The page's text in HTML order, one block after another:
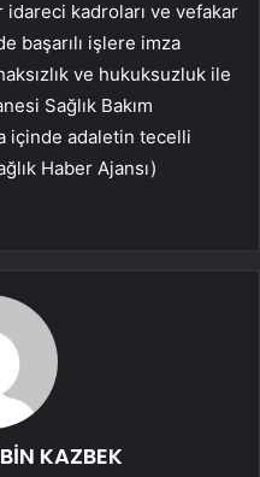
kadroları ve vefakar
başarılı işlere imza
ve hukuksuzluk ile
Sağlık Bakım
içinde adaletin tecelli
Haber Ajansı)
KAZBEK